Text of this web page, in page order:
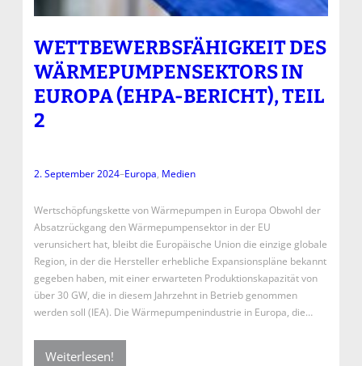
WETTBEWERBSFÄHIGKEIT DES
WÄRMEPUMPENSEKTORS IN
EUROPA (EHPA-BERICHT), TEIL
2
2. September 2024–Europa, Medien
Wertschöpfungskette von Wärmepumpen in Europa Obwohl der
Absatzrückgang den Wärmepumpensektor in der EU
verunsichert hat, bleibt die Europäische Union die einzige globale
Region, in der die Hersteller erhebliche Expansionspläne bekannt
gegeben haben, mit einer erwarteten Produktionskapazität von
über 30 GW, die in diesem Jahrzehnt in Betrieb genommen
werden soll (IEA). Die Wärmepumpenindustrie in Europa, die…
Weiterlesen!